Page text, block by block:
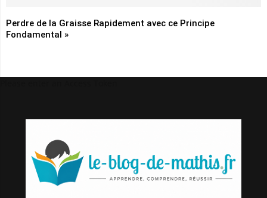
Perdre de la Graisse Rapidement avec ce Principe
Fondamental »